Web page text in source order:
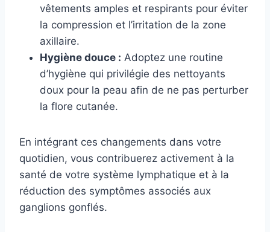
vêtements amples et respirants pour éviter
la compression et l’irritation de la zone
axillaire.
Hygiène douce : Adoptez une routine
d’hygiène qui privilégie des nettoyants
doux pour la peau afin de ne pas perturber
la flore cutanée.
En intégrant ces changements dans votre
quotidien, vous contribuerez activement à la
santé de votre système lymphatique et à la
réduction des symptômes associés aux
ganglions gonflés.